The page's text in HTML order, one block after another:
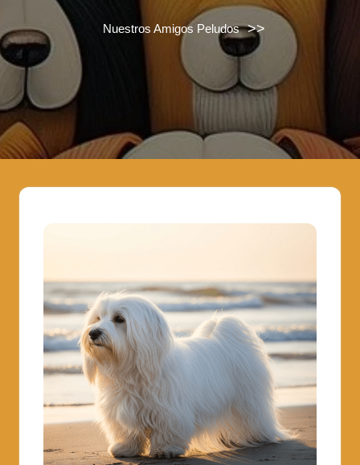
Nuestros Amigos Peludos >>